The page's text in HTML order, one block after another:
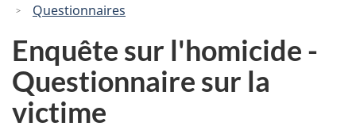
Questionnaires
Enquête sur l'homicide -
Questionnaire sur la
victime